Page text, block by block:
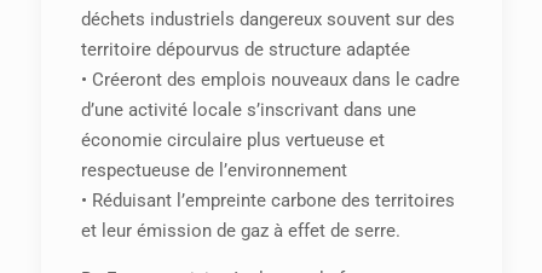
déchets industriels dangereux souvent sur des
territoire dépourvus de structure adaptée
• Créeront des emplois nouveaux dans le cadre
d’une activité locale s’inscrivant dans une
économie circulaire plus vertueuse et
respectueuse de l’environnement
• Réduisant l’empreinte carbone des territoires
et leur émission de gaz à effet de serre.